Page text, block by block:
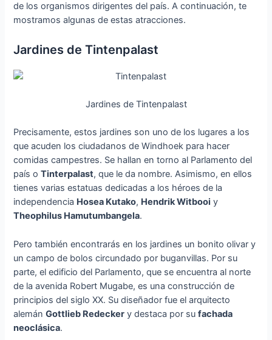
de los organismos dirigentes del país. A continuación, te
mostramos algunas de estas atracciones.
Jardines de Tintenpalast
Jardines de Tintenpalast
Precisamente, estos jardines son uno de los lugares a los
que acuden los ciudadanos de Windhoek para hacer
comidas campestres. Se hallan en torno al Parlamento del
país oTinterpalast, que le da nombre. Asimismo, en ellos
tienes varias estatuas dedicadas a los héroes de la
independencia Hosea Kutako, Hendrik Witbooi y
Theophilus Hamutumbangela.
Pero también encontrarás en los jardines un bonito olivar y
un campo de bolos circundado por buganvillas. Por su
parte, el edificio del Parlamento, que se encuentra al norte
de la avenida Robert Mugabe, es una construcción de
principios del siglo XX. Su diseñador fue el arquitecto
alemánGottlieb Redecker y destaca por sufachada
neoclásica.